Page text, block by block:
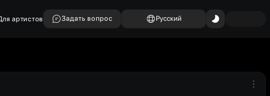
артистов Задать вопрос Русский